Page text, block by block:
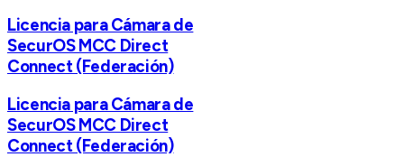
Licencia para Cámara de
SecurOS MCC Direct
Connect (Federación)
Licencia para Cámara de
SecurOS MCC Direct
Connect (Federación)